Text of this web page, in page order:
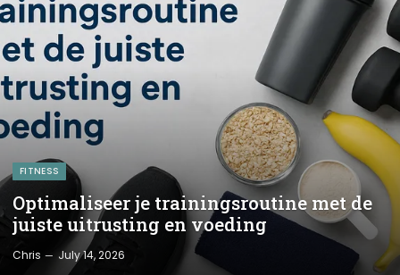
FITNESS
Optimaliseer je trainingsroutine met de
juiste uitrusting en voeding
Chris July 14, 2026